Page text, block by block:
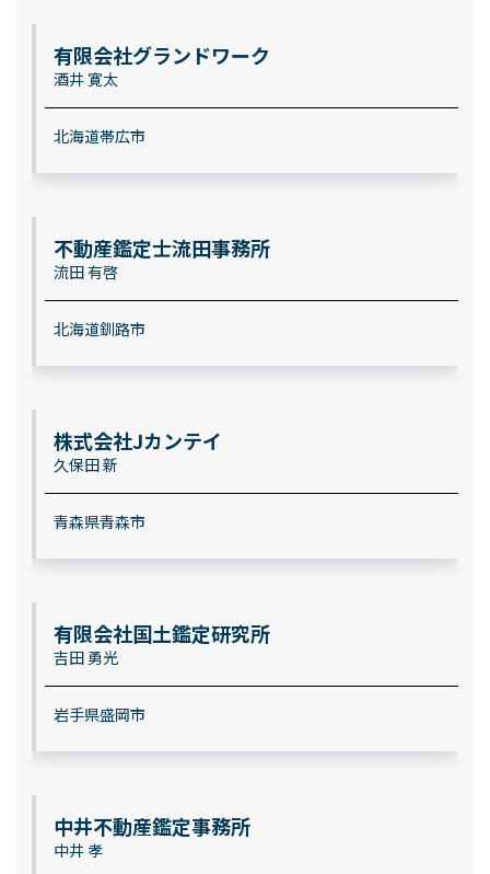
有限会社グランドワーク
酒井 寛太
北海道帯広市
不動産鑑定士流田事務所
流田 有啓
北海道釧路市
株式会社Jカンテイ
久保田 新
青森県青森市
有限会社国土鑑定研究所
吉田 勇光
岩手県盛岡市
中井不動産鑑定事務所
中井 孝